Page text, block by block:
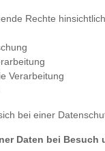
Rechte
Verarbeitung
bei einer
Daten bei Besuch